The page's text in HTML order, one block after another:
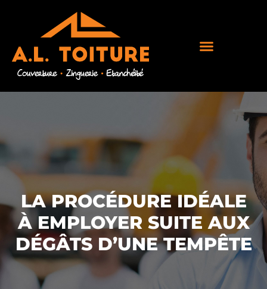
LA PROCÉDURE IDÉALE
À EMPLOYER SUITE AUX
DÉGÂTS D’UNE TEMPÊTE